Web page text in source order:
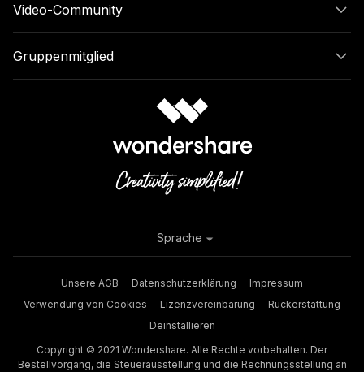
Video-Community
Gruppenmitglied
Unsere AGB Datenschutzerklärung
Impressum
Verwendung von Cookies
Lizenzvereinbarung
Rückerstattung
Deinstallieren
Copyright © 2021 Wondershare. Alle Rechte vorbehalten. Der
Bestellvorgang, die Steuerausstellung und die Rechnungsstellung an
Sprache